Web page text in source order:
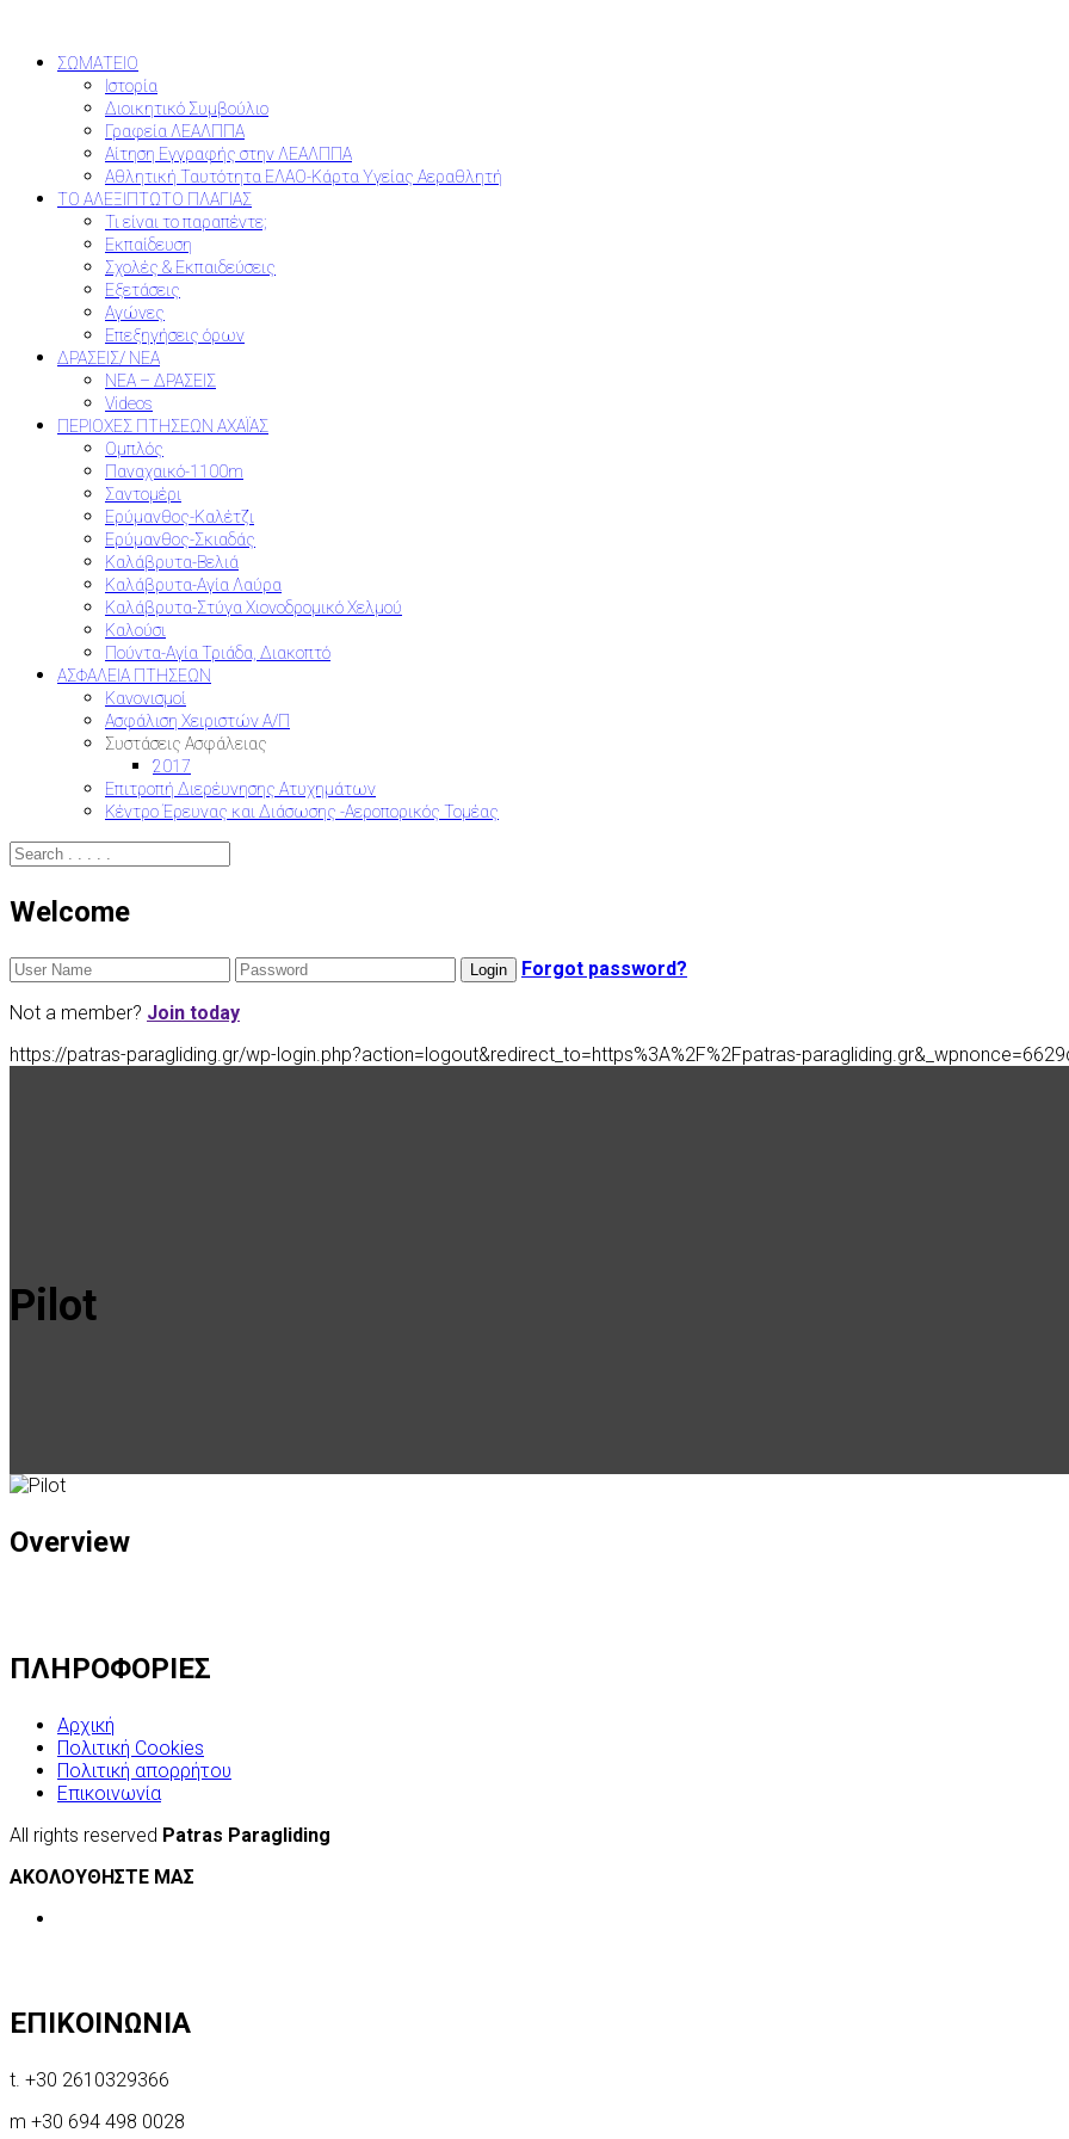
ΣΩΜΑΤΕΙΟ
Ιστορία
Διοικητικό Συμβούλιο
Γραφεία ΛΕΑΛΠΠΑ
Αίτηση Εγγραφής στην ΛΕΑΛΠΠΑ
Αθλητική Ταυτότητα ΕΛΑΟ-Κάρτα Υγείας Αεραθλητή
ΤΟ ΑΛΕΞΙΠΤΩΤΟ ΠΛΑΓΙΑΣ
Τι είναι το παραπέντε;
Εκπαίδευση
Σχολές & Εκπαιδεύσεις
Εξετάσεις
Αγώνες
Επεξηγήσεις όρων
ΔΡΑΣΕΙΣ/ ΝΕΑ
ΝΕΑ – ΔΡΑΣΕΙΣ
Videos
ΠΕΡΙΟΧΕΣ ΠΤΗΣΕΩΝ ΑΧΑΪΑΣ
Ομπλός
Παναχαικό-1100m
Σαντομέρι
Ερύμανθος-Καλέτζι
Ερύμανθος-Σκιαδάς
Καλάβρυτα-Βελιά
Καλάβρυτα-Αγία Λαύρα
Καλάβρυτα-Στύγα Χιονοδρομικό Χελμού
Καλούσι
Πούντα-Αγία Τριάδα, Διακοπτό
ΑΣΦΑΛΕΙΑ ΠΤΗΣΕΩΝ
Κανονισμοί
Ασφάλιση Χειριστών Α/Π
Συστάσεις Ασφάλειας
2017
Επιτροπή Διερέυνησης Ατυχημάτων
Κέντρο Έρευνας και Διάσωσης -Αεροπορικός Τομέας
Welcome
Forgot password?
Not a member? Join today
https://patras-paragliding.gr/wp-login.php?action=logout&redirect_to=https%3A%2F%2Fpatras-
Pilot
Overview
ΠΛΗΡΟΦΟΡΙΕΣ
Αρχική
Πολιτική Cookies
Πολιτική απορρήτου
Επικοινωνία
All rights reserved Patras Paragliding
ΑΚΟΛΟΥΘΗΣΤΕ ΜΑΣ
ΕΠΙΚΟΙΝΩΝΙΑ
t. +30 2610329366
m +30 694 498 0028